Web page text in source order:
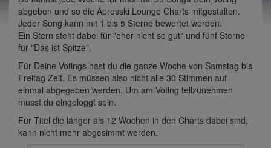
abgeben und so die Apresski Lounge Charts mitgestalten.
Jeder Song kann mit 1 bis 5 Sterne bewertet werden.
Ein Stern steht dabei für "eher nicht so gut" und fünf Sterne
für "Das ist Spitze".
Für Deine Votings hast du die ganze Woche von Samstag bis
Freitag Zeit. Es müssen also nicht alle 30 Stimmen auf
einmal abgegeben werden. Um am Voting teilzunehmen
musst du eingeloggt sein.
Für Titel die länger als 12 Wochen in den Charts dabei sind,
kann nicht mehr abgesimmt werden.